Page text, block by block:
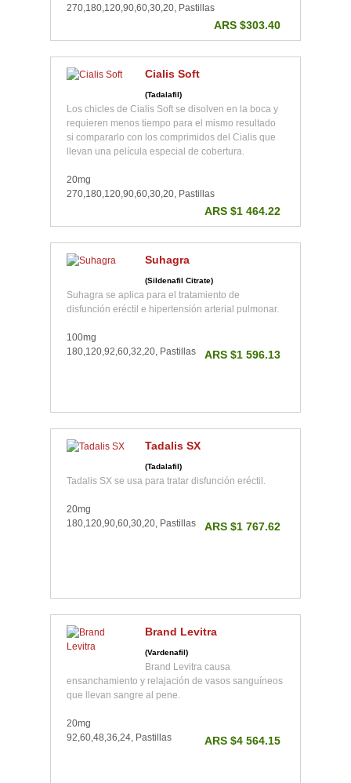
270,180,120,90,60,30,20, Pastillas
ARS $303.40
Cialis Soft
(Tadalafil)
Los chicles de Cialis Soft se disolven en la boca y
requieren menos tiempo para el mismo resultado
si compararlo con los comprimidos del Cialis que
llevan una película especial de cobertura.
20mg
270,180,120,90,60,30,20, Pastillas
ARS $1 464.22
Suhagra
(Sildenafil Citrate)
Suhagra se aplica para el tratamiento de
disfunción eréctil e hipertensión arterial pulmonar.
100mg
180,120,92,60,32,20, Pastillas
ARS $1 596.13
Tadalis SX
(Tadalafil)
Tadalis SX se usa para tratar disfunción eréctil.
20mg
180,120,90,60,30,20, Pastillas
ARS $1 767.62
Brand Levitra
(Vardenafil)
Brand Levitra causa
ensanchamiento y relajación de vasos sanguíneos
que llevan sangre al pene.
20mg
92,60,48,36,24, Pastillas
ARS $4 564.15